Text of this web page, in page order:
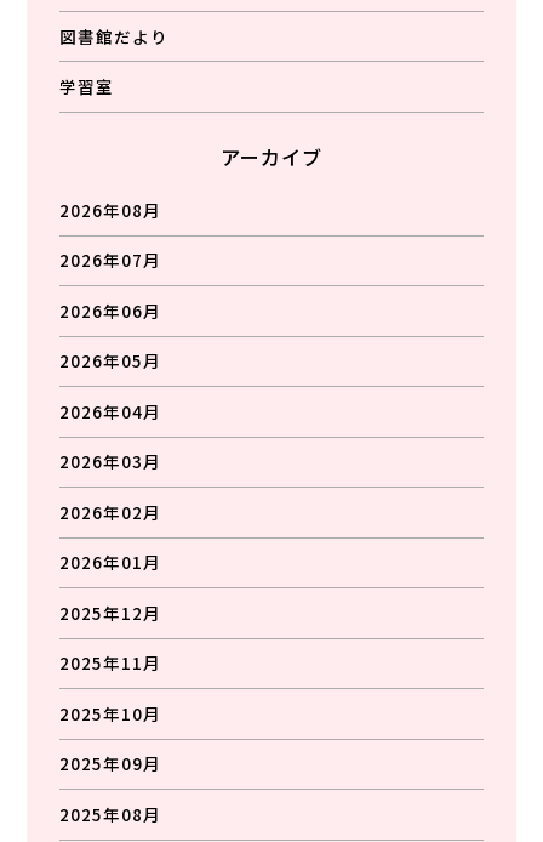
図書館だより
学習室
アーカイブ
2026年08月
2026年07月
2026年06月
2026年05月
2026年04月
2026年03月
2026年02月
2026年01月
2025年12月
2025年11月
2025年10月
2025年09月
2025年08月